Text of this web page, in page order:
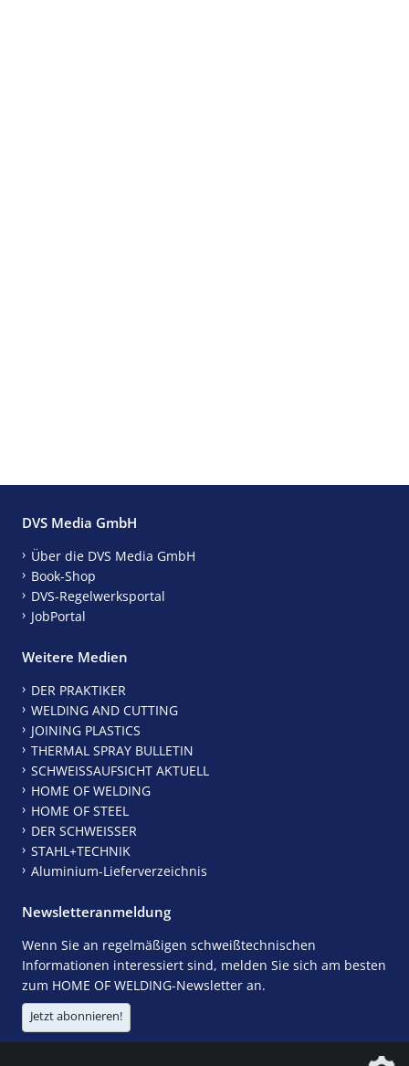
DVS Media GmbH
Über die DVS Media GmbH
Book-Shop
DVS-Regelwerksportal
JobPortal
Weitere Medien
DER PRAKTIKER
WELDING AND CUTTING
JOINING PLASTICS
THERMAL SPRAY BULLETIN
SCHWEISSAUFSICHT AKTUELL
HOME OF WELDING
HOME OF STEEL
DER SCHWEISSER
STAHL+TECHNIK
Aluminium-Lieferverzeichnis
Newsletteranmeldung
Wenn Sie an regelmäßigen schweißtechnischen
Informationen interessiert sind, melden Sie sich am besten
zum HOME OF WELDING-Newsletter an.
Jetzt abonnieren!